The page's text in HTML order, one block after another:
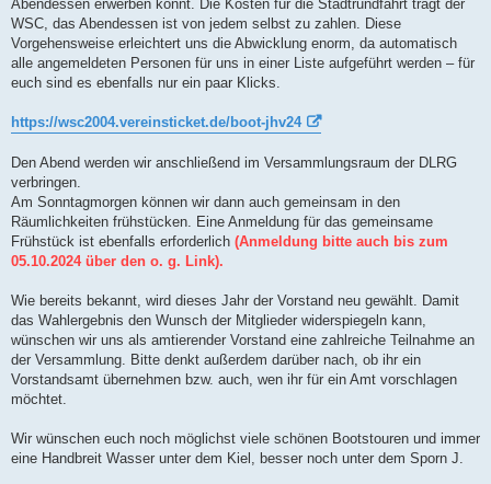
Abendessen erwerben könnt. Die Kosten für die Stadtrundfahrt trägt der
WSC, das Abendessen ist von jedem selbst zu zahlen. Diese
Vorgehensweise erleichtert uns die Abwicklung enorm, da automatisch
alle angemeldeten Personen für uns in einer Liste aufgeführt werden – für
euch sind es ebenfalls nur ein paar Klicks.
https://wsc2004.vereinsticket.de/boot-jhv24
Den Abend werden wir anschließend im Versammlungsraum der DLRG
verbringen.
Am Sonntagmorgen können wir dann auch gemeinsam in den
Räumlichkeiten frühstücken. Eine Anmeldung für das gemeinsame
Frühstück ist ebenfalls erforderlich (Anmeldung bitte auch bis zum
05.10.2024 über den o. g. Link).
Wie bereits bekannt, wird dieses Jahr der Vorstand neu gewählt. Damit
das Wahlergebnis den Wunsch der Mitglieder widerspiegeln kann,
wünschen wir uns als amtierender Vorstand eine zahlreiche Teilnahme an
der Versammlung. Bitte denkt außerdem darüber nach, ob ihr ein
Vorstandsamt übernehmen bzw. auch, wen ihr für ein Amt vorschlagen
möchtet.
Wir wünschen euch noch möglichst viele schönen Bootstouren und immer
eine Handbreit Wasser unter dem Kiel, besser noch unter dem Sporn J.